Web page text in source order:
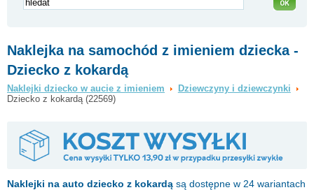
Naklejka na samochód z imieniem dziecka -
Dziecko z kokardą
Naklejki dziecko w aucie z imieniem
Dziewczyny i dziewczynki
Dziecko z kokardą (22569)
Naklejki na auto dziecko z kokardą są dostępne w 24 wariantach